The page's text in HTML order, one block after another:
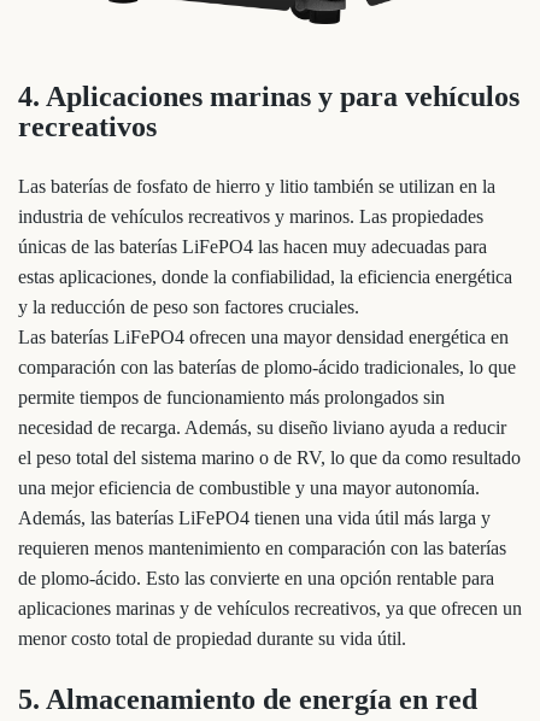
4. Aplicaciones marinas y para vehículos
recreativos
Las baterías de fosfato de hierro y litio también se utilizan en la
industria de vehículos recreativos y marinos. Las propiedades
únicas de las baterías LiFePO4 las hacen muy adecuadas para
estas aplicaciones, donde la confiabilidad, la eficiencia energética
y la reducción de peso son factores cruciales.
Las baterías LiFePO4 ofrecen una mayor densidad energética en
comparación con las baterías de plomo-ácido tradicionales, lo que
permite tiempos de funcionamiento más prolongados sin
necesidad de recarga. Además, su diseño liviano ayuda a reducir
el peso total del sistema marino o de RV, lo que da como resultado
una mejor eficiencia de combustible y una mayor autonomía.
Además, las baterías LiFePO4 tienen una vida útil más larga y
requieren menos mantenimiento en comparación con las baterías
de plomo-ácido. Esto las convierte en una opción rentable para
aplicaciones marinas y de vehículos recreativos, ya que ofrecen un
menor costo total de propiedad durante su vida útil.
5. Almacenamiento de energía en red